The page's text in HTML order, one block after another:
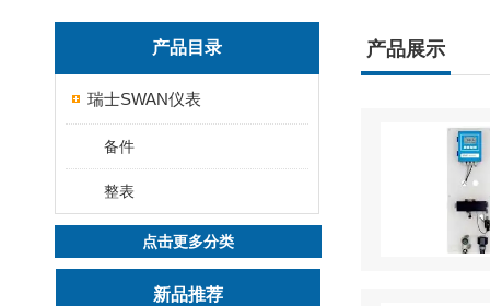
产品目录
瑞士SWAN仪表
备件
整表
点击更多分类
新品推荐
产品展示